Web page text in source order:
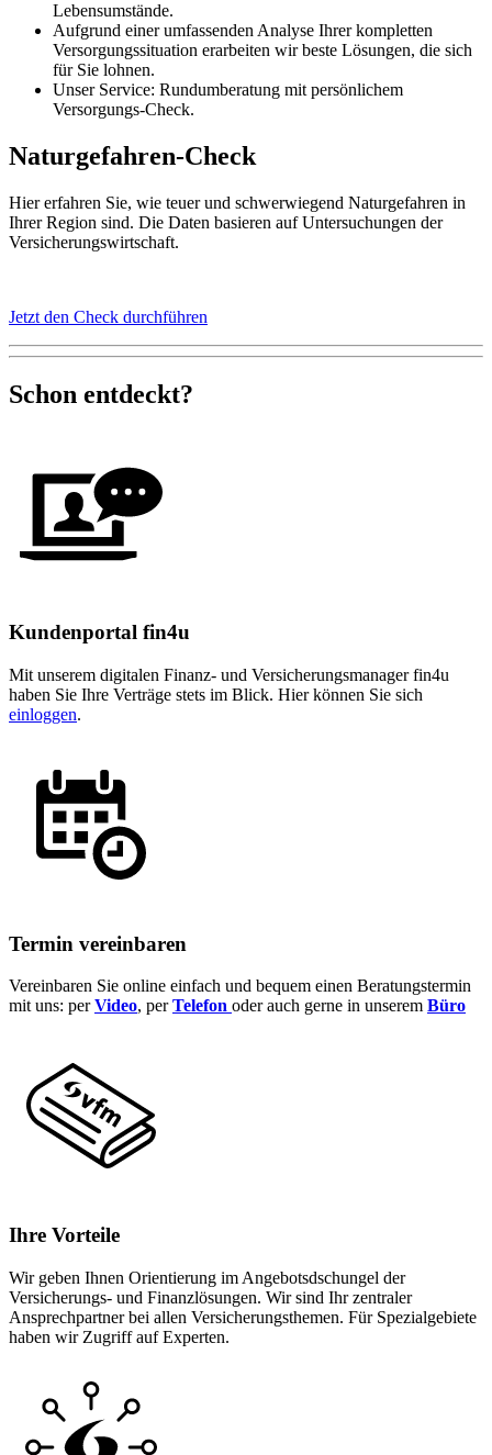
Lebensumstände.
Aufgrund einer umfassenden Analyse Ihrer kompletten
Versorgungssituation erarbeiten wir beste Lösungen, die sich
für Sie lohnen.
Unser Service: Rundumberatung mit persönlichem
Versorgungs-Check.
Naturgefahren-Check
Hier erfahren Sie, wie teuer und schwerwiegend Naturgefahren in
Ihrer Region sind. Die Daten basieren auf Untersuchungen der
Versicherungswirtschaft.
Jetzt den Check durchführen
Schon entdeckt?
Kundenportal fin4u
Mit unserem digitalen Finanz- und Versicherungsmanager fin4u
haben Sie Ihre Verträge stets im Blick. Hier können Sie sich
einloggen.
Termin vereinbaren
Vereinbaren Sie online einfach und bequem einen Beratungstermin
mit uns: perVideo, perTelefon oder auch gerne in unserem Büro
Ihre Vorteile
Wir geben Ihnen Orientierung im Angebotsdschungel der
Versicherungs- und Finanzlösungen. Wir sind Ihr zentraler
Ansprechpartner bei allen Versicherungsthemen. Für Spezialgebiete
haben wir Zugriff auf Experten.